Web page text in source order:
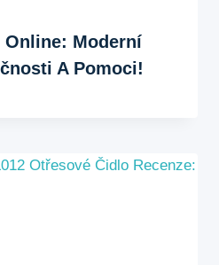
Online: Moderní
A Pomoci!